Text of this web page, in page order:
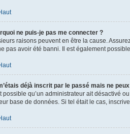
ne puis-je pas me connecter ?
raisons peuvent en être la cause.
pas avoir été banni. Il est également
déjà inscrit par le passé mais ne
possible qu’un administrateur ait désactivé
base de données. Si tel était le cas,